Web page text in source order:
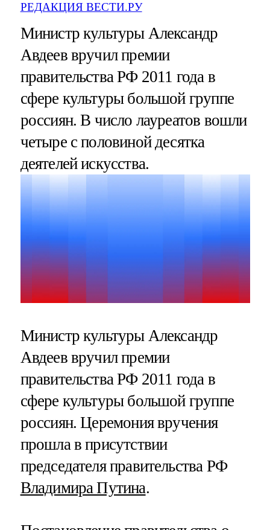
РЕДАКЦИЯ ВЕСТИ.РУ
Министр культуры Александр
Авдеев вручил премии
правительства РФ 2011 года в
сфере культуры большой группе
россиян. В число лауреатов вошли
четыре с половиной десятка
деятелей искусства.
Министр культуры Александр
Авдеев вручил премии
правительства РФ 2011 года в
сфере культуры большой группе
россиян. Церемония вручения
прошла в присутствии
председателя правительства РФ
Владимира Путина.